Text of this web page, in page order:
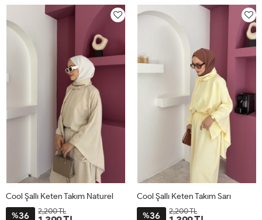
Cool Şallı Keten Takım Naturel
%36 2,200 TL
Cool Şallı Keten Takım Sarı
%36 2,200 TL